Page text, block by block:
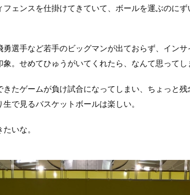
ェンスを仕掛けてきていて、ボールを運ぶのにず
勇選手など若手のビッグマンが出ておらず、イン
。せめてひゅうがいてくれたら、なんて思ってし
たゲームが負け試合になってしまい、ちょっと
で見るバスケットボールは楽しい。
いな。